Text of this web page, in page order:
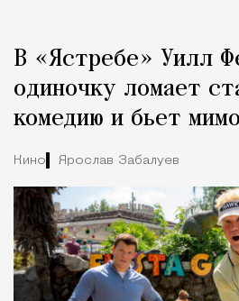
Город
В «Ястребе» Уилл
одиночку ломает
комедию и бьет
Кино Ярослав Забалуев